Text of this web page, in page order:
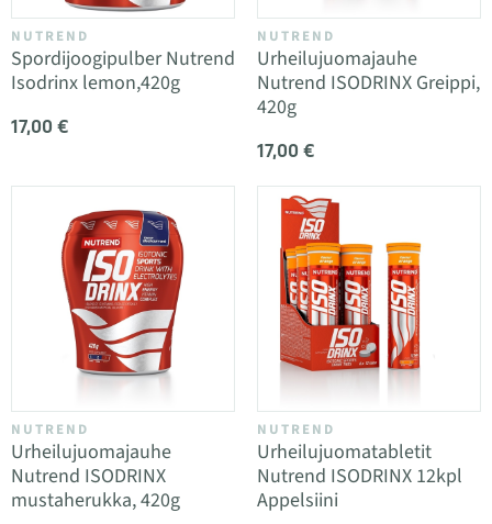
NUTREND
Spordijoogipulber Nutrend
Isodrinx lemon,420g
17,00 €
NUTREND
Urheilujuomajauhe
Nutrend ISODRINX Greippi,
420g
17,00 €
NUTREND
Urheilujuomajauhe
Nutrend ISODRINX
mustaherukka, 420g
NUTREND
Urheilujuomatabletit
Nutrend ISODRINX 12kpl
Appelsiini